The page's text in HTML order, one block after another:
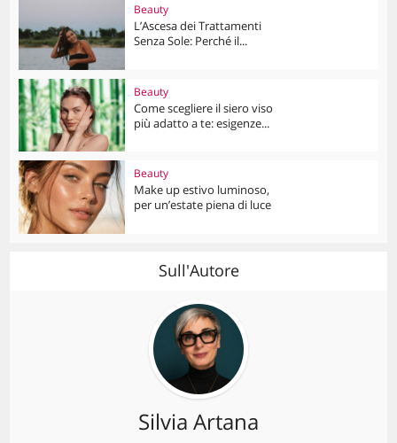
Beauty
L’Ascesa dei Trattamenti
Senza Sole: Perché il...
Beauty
Come scegliere il siero viso
più adatto a te: esigenze...
Beauty
Make up estivo luminoso,
per un’estate piena di luce
Sull'Autore
Silvia Artana